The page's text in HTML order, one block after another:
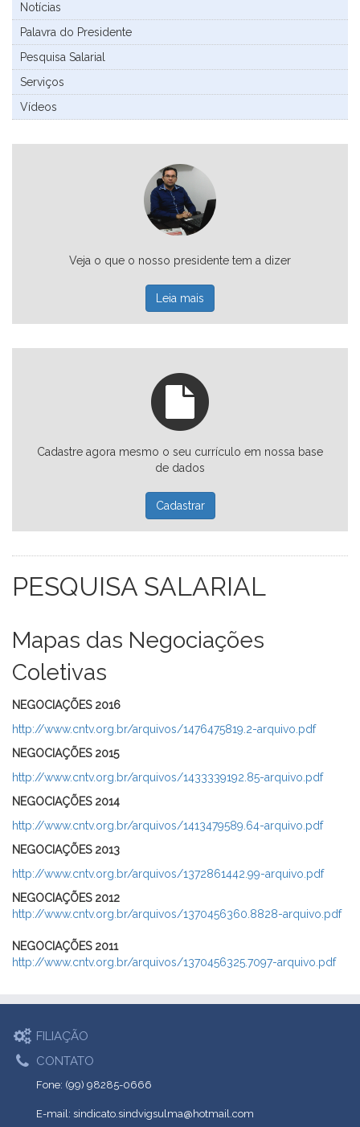
Notícias
Palavra do Presidente
Pesquisa Salarial
Serviços
Vídeos
Veja o que o nosso presidente tem a dizer
Leia mais
Cadastre agora mesmo o seu currículo em nossa base
de dados
Cadastrar
PESQUISA SALARIAL
Mapas das Negociações
Coletivas
NEGOCIAÇÕES 2016
http://www.cntv.org.br/arquivos/1476475819.2-arquivo.pdf
NEGOCIAÇÕES 2015
http://www.cntv.org.br/arquivos/1433339192.85-arquivo.pdf
NEGOCIAÇÕES 2014
http://www.cntv.org.br/arquivos/1413479589.64-arquivo.pdf
NEGOCIAÇÕES 2013
http://www.cntv.org.br/arquivos/1372861442.99-arquivo.pdf
NEGOCIAÇÕES 2012
http://www.cntv.org.br/arquivos/1370456360.8828-arquivo.pdf
NEGOCIAÇÕES 2011
http://www.cntv.org.br/arquivos/1370456325.7097-arquivo.pdf
FILIAÇÃO
CONTATO
Fone: (99) 98285-0666
E-mail: sindicato.sindvigsulma@hotmail.com